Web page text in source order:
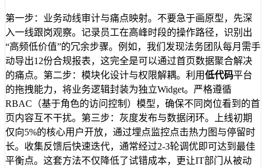
第一步：业务动线审计与痛点映射。不要急于画原型，先深
入一线跟岗观察。记录员工在高峰时段的操作路径，识别出
“高频低价值”的冗余步骤。例如，我们发现法务团队每月需手
动导出12份合规报表，这完全是可以通过首页数据聚合解决
的痛点。第二步：模块化设计与权限解耦。利用低代码平台
的拖拽能力，将业务逻辑封装为独立Widget。严格遵循
RBAC（基于角色的访问控制）模型，确保不同岗位看到的首
页内容互不干扰。第三步：灰度发布与数据闭环。上线初期
仅向5%的核心用户开放，通过埋点监控点击热力图与停留时
长。收集反馈后快速迭代，通常经过2-3轮调优即可达到最佳
平衡点。这套方法不仅降低了试错成本，更让IT部门从被动